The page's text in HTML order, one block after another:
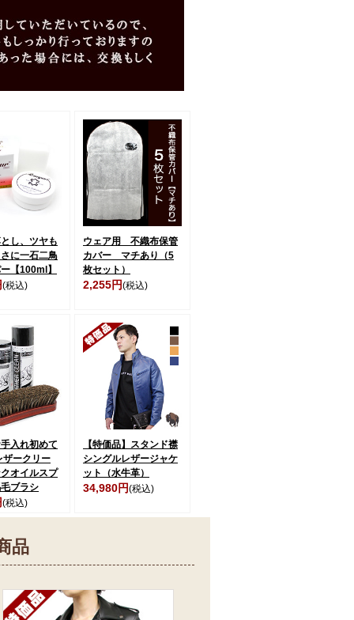
し、ツヤも
に一石二鳥
【100ml】
(税込)
ウェア用 不織布保管
カバー マチあり（5
枚セット）
2,255円(税込)
入れ初めて
ザークリー
オイルスプ
ブラシ
(税込)
【特価品】スタンド襟
シングルレザージャケ
ット（水牛革）
34,980円(税込)
品